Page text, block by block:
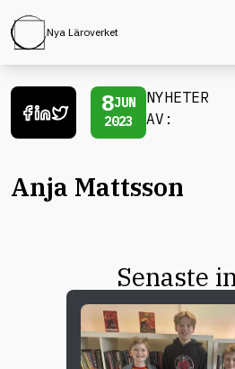
Nya Läroverket
8JUN
2023
NYHETER
AV:
Anja Mattsson
Senaste